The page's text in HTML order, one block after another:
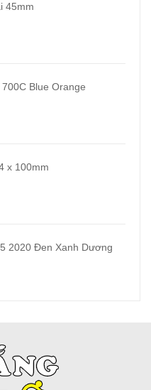
45mm
Blue Orange
x 100mm
2020 Đen Xanh Dương